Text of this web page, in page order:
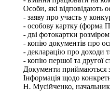
Особи, які відповідають
- заяву про участь у
- особову картку (форма
- дві фотокартки
- копію документів про
- декларацію про доходи
- копію першої та другої
Документи приймаються
Інформація щодо
Н. Мусійченко, начальник